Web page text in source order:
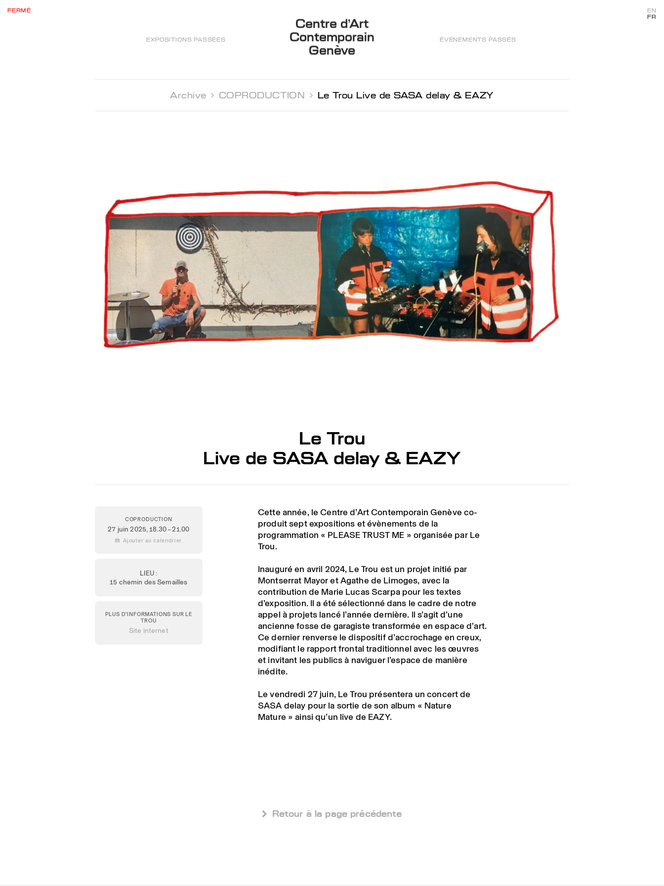
FERMÉ
EXPOSITIONS PASSÉES
Centre d’Art
Contemporain
Genève
ÉVÉNEMENTS PASSÉS
EN
FR
Archive  COPRODUCTION  Le Trou Live de SASA delay & EAZY
Le Trou
Live de SASA delay & EAZY
COPRODUCTION
27 juin 2025, 18.30 – 21.00
 Ajouter au calendrier
LIEU :
15 chemin des Semailles
PLUS D'INFORMATIONS SUR LE
TROU
Site internet
Cette année, le Centre d’Art Contemporain Genève co-
produit sept expositions et évènements de la
programmation « PLEASE TRUST ME » organisée par Le
Trou.⁠
Inauguré en avril 2024, Le Trou est un projet initié par
Montserrat Mayor et Agathe de Limoges, avec la
contribution de Marie Lucas Scarpa pour les textes
d’exposition. Il a été sélectionné dans le cadre de notre
appel à projets lancé l’année dernière. Il s’agit d’une
ancienne fosse de garagiste transformée en espace d’art.
Ce dernier renverse le dispositif d’accrochage en creux,
modifiant le rapport frontal traditionnel avec les œuvres
et invitant les publics à naviguer l’espace de manière
inédite.⁠
Le vendredi 27 juin, Le Trou présentera un concert de
SASA delay pour la sortie de son album « Nature
Mature » ainsi qu’un live de EAZY.
 Retour à la page précédente